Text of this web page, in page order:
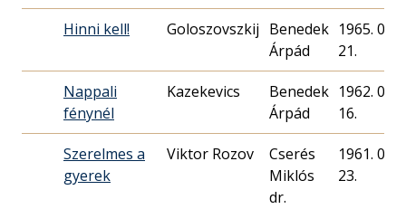
Hinni kell! Goloszovszkij Benedek
Árpád
1965. 06.
21.
Nappali
fénynél
Kazekevics
Benedek
Árpád
1962. 01.
16.
Szerelmes a
gyerek
Viktor Rozov
Cserés
Miklós
dr.
1961. 06.
23.